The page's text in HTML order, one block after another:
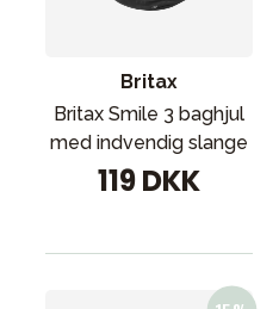
Britax
Britax Smile 3 baghjul
med indvendig slange
119 DKK